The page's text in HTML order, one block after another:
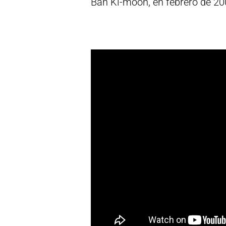
Ban Ki-moon, en febrero de